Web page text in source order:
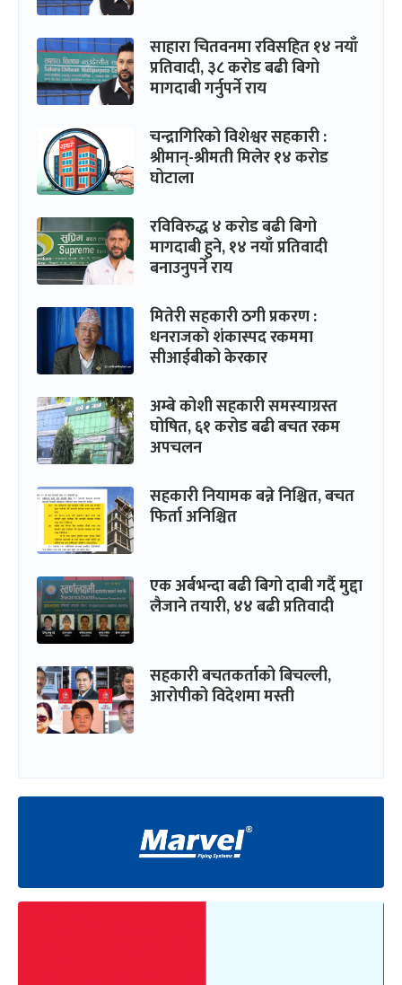
साहारा चितवनमा रविसहित १४ नयाँ
प्रतिवादी, ३८ करोड बढी बिगो
मागदाबी गर्नुपर्ने राय
चन्द्रागिरिको विशेश्वर सहकारी :
श्रीमान्-श्रीमती मिलेर १४ करोड
घोटाला
रविविरुद्ध ४ करोड बढी बिगो
मागदाबी हुने, १४ नयाँ प्रतिवादी
बनाउनुपर्ने राय
मितेरी सहकारी ठगी प्रकरण :
धनराजको शंकास्पद रकममा
सीआईबीको केरकार
अम्बे कोशी सहकारी समस्याग्रस्त
घोषित, ६१ करोड बढी बचत रकम
अपचलन
सहकारी नियामक बन्ने निश्चित, बचत
फिर्ता अनिश्चित
एक अर्बभन्दा बढी बिगो दाबी गर्दै मुद्दा
लैजाने तयारी, ४४ बढी प्रतिवादी
सहकारी बचतकर्ताको बिचल्ली,
आरोपीको विदेशमा मस्ती